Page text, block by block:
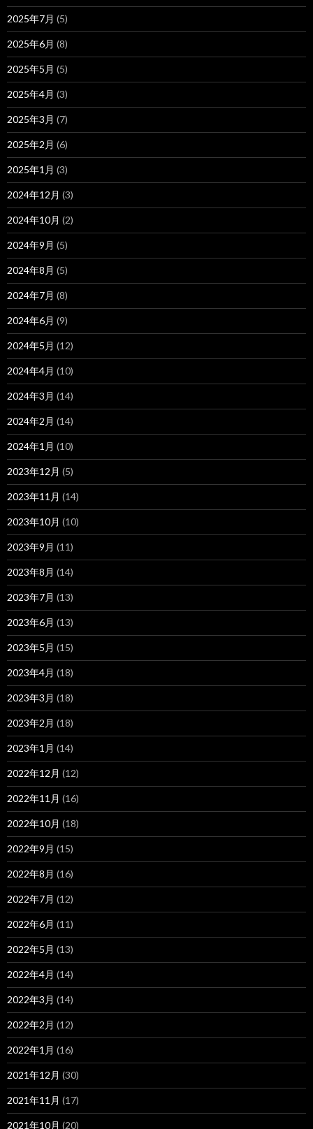
2025年7月 (5)
2025年6月 (8)
2025年5月 (5)
2025年4月 (3)
2025年3月 (7)
2025年2月 (6)
2025年1月 (3)
2024年12月 (3)
2024年10月 (2)
2024年9月 (5)
2024年8月 (5)
2024年7月 (8)
2024年6月 (9)
2024年5月 (12)
2024年4月 (10)
2024年3月 (14)
2024年2月 (14)
2024年1月 (10)
2023年12月 (5)
2023年11月 (14)
2023年10月 (10)
2023年9月 (11)
2023年8月 (14)
2023年7月 (13)
2023年6月 (13)
2023年5月 (15)
2023年4月 (18)
2023年3月 (18)
2023年2月 (18)
2023年1月 (14)
2022年12月 (12)
2022年11月 (16)
2022年10月 (18)
2022年9月 (15)
2022年8月 (16)
2022年7月 (12)
2022年6月 (11)
2022年5月 (13)
2022年4月 (14)
2022年3月 (14)
2022年2月 (12)
2022年1月 (16)
2021年12月 (30)
2021年11月 (17)
2021年10月 (20)